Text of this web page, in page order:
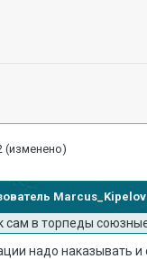
(изменено)
в торпеды
надо наказывать и